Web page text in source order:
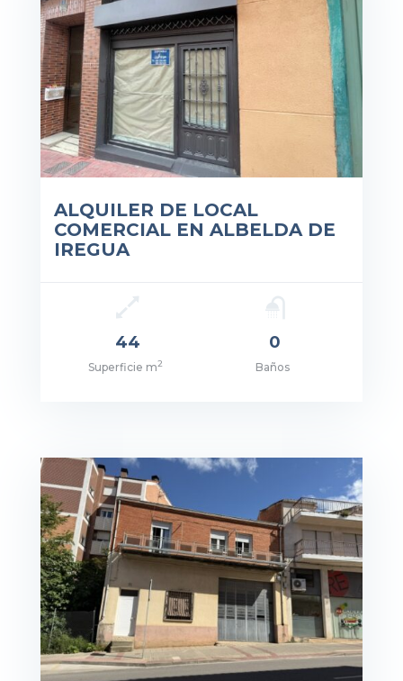
ALQUILER DE LOCAL
COMERCIAL EN ALBELDA DE
IREGUA
44
Superficie m2
0
Baños